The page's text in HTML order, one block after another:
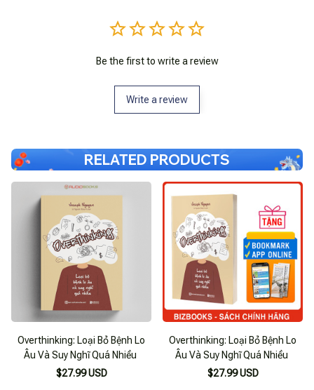
Be the first to write a review
Write a review
RELATED PRODUCTS
Overthinking: Loại Bỏ Bệnh Lo
Âu Và Suy Nghĩ Quá Nhiều
$27.99 USD
Overthinking: Loại Bỏ Bệnh Lo
Âu Và Suy Nghĩ Quá Nhiều
$27.99 USD